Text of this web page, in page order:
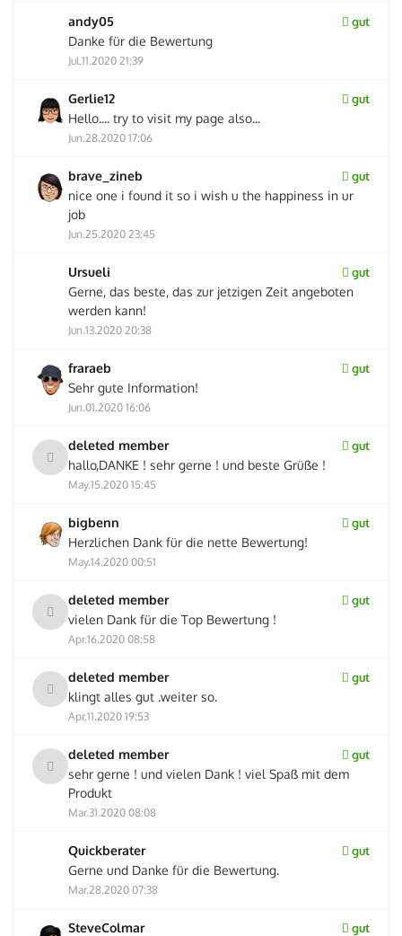
andy05 gut
Danke für die Bewertung
Jul.11.2020 21:39
Gerlie12 gut
Hello.... try to visit my page also...
Jun.28.2020 17:06
brave_zineb gut
nice one i found it so i wish u the happiness in ur
job
Jun.25.2020 23:45
Ursueli gut
Gerne, das beste, das zur jetzigen Zeit angeboten
werden kann!
Jun.13.2020 20:38
fraraeb gut
Sehr gute Information!
Jun.01.2020 16:06
deleted member gut
hallo,DANKE ! sehr gerne ! und beste Grüße !
May.15.2020 15:45
bigbenn gut
Herzlichen Dank für die nette Bewertung!
May.14.2020 00:51
deleted member gut
vielen Dank für die Top Bewertung !
Apr.16.2020 08:58
deleted member gut
klingt alles gut .weiter so.
Apr.11.2020 19:53
deleted member gut
sehr gerne ! und vielen Dank ! viel Spaß mit dem
Produkt
Mar.31.2020 08:08
Quickberater gut
Gerne und Danke für die Bewertung.
Mar.28.2020 07:38
SteveColmar gut